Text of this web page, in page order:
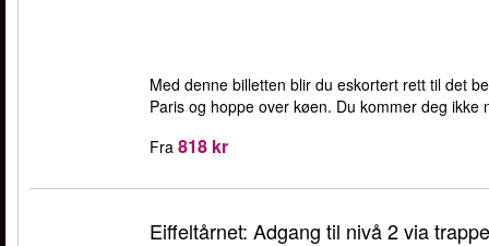
Med denne billetten blir du eskortert rett til det
Paris og hoppe over køen. Du kommer deg
Fra 818 kr
Eiffeltårnet: Adgang til nivå 2 via